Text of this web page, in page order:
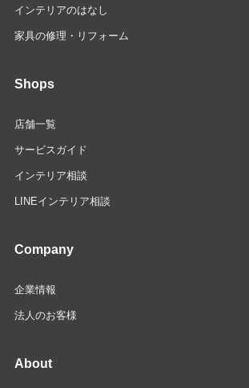
インテリアのはなし
家具の修理・リフォーム
Shops
店舗一覧
サービスガイド
インテリア相談
LINEインテリア相談
Company
企業情報
法人のお客様
About